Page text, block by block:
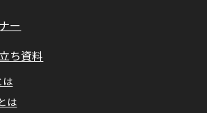
ー
ち資料
は
は